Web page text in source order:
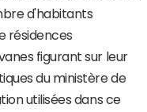
d'habitants
résidences
figurant sur leur
du ministère de
utilisées dans ce